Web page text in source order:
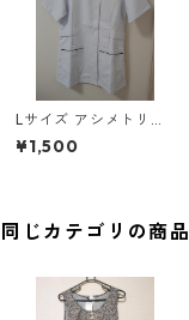
Lサイズ アシメトリー
衿デザイン ジャケット
ホワイト×ネイビー ◆
¥1,500
同じカテゴリの商品